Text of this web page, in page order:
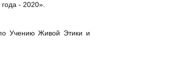
- 2020».
Учению Живой Этики и